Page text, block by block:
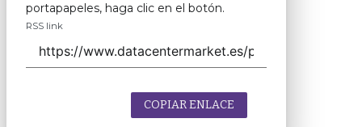
portapapeles, haga clic en el botón.
RSS link
COPIAR ENLACE